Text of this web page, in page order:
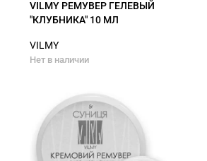
VILMY РЕМУВЕР ГЕЛЕВЫЙ
"КЛУБНИКА" 10 МЛ
VILMY
Нет в наличии